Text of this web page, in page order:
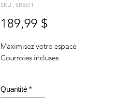
SKU : SR5511
189,99 $
Maximisez votre espace
Courroies incluses
Quantité *